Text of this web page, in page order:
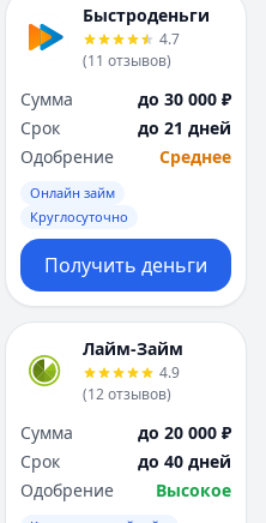
Быстроденьги
4.7
(11 отзывов)
Сумма
до 30 000 ₽
Срок
до 21 дней
Одобрение
Среднее
Онлайн займ
Круглосуточно
Получить деньги
Лайм-Займ
4.9
(12отзывов)
Сумма
до 20 000 ₽
Срок
до 40 дней
Одобрение
Высокое